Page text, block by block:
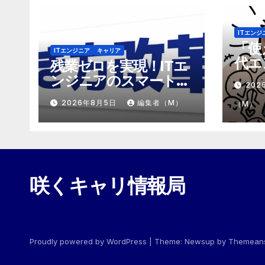
ITエンジニア キャリア
残業ゼロを実現！ITエ
ンジニアのスマートな
働き方改革
2026年8月5日 編集者（M）
ITエンジ
「
代
「
め
（M）
咲くキャリ情報局
Proudly powered by WordPress Theme: Newsup by